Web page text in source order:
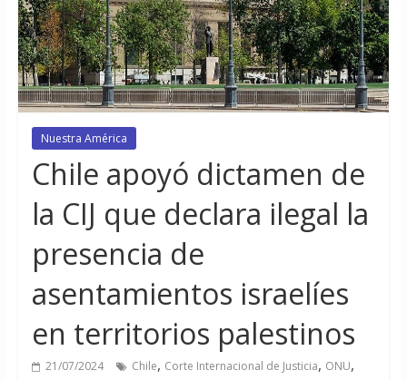
Nuestra América
Chile apoyó dictamen de
la CIJ que declara ilegal la
presencia de
asentamientos israelíes
en territorios palestinos
21/07/2024 Chile, Corte Internacional de Justicia, ONU,